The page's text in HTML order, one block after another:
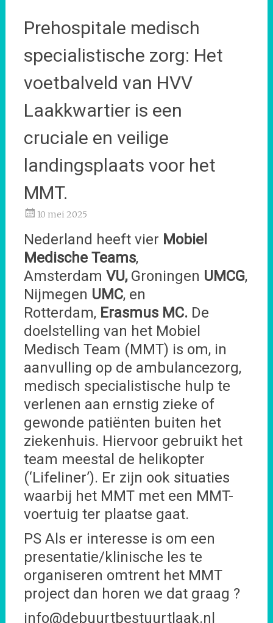
Prehospitale medisch
specialistische zorg: Het
voetbalveld van HVV
Laakkwartier is een
cruciale en veilige
landingsplaats voor het
MMT.
10 mei 2025
Nederland heeft vier Mobiel
Medische Teams,
Amsterdam VU,Groningen UMCG,
Nijmegen UMC, en
Rotterdam, Erasmus MC. De
doelstelling van het Mobiel
Medisch Team (MMT) is om, in
aanvulling op de ambulancezorg,
medisch specialistische hulp te
verlenen aan ernstig zieke of
gewonde patiënten buiten het
ziekenhuis. Hiervoor gebruikt het
team meestal de helikopter
(‘Lifeliner’). Er zijn ook situaties
waarbij het MMT met een MMT-
voertuig ter plaatse gaat.
PS Als er interesse is om een
presentatie/klinische les te
organiseren omtrent het MMT
project dan horen we dat graag ?
info@debuurtbestuurtlaak.nl